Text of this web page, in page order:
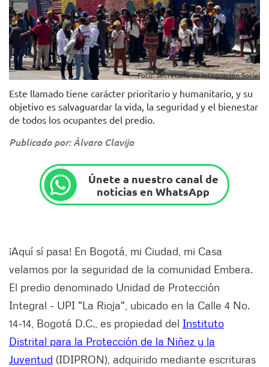
Foto: Secretaría de Integración Social
Este llamado tiene carácter prioritario y humanitario, y su
objetivo es salvaguardar la vida, la seguridad y el bienestar
de todos los ocupantes del predio.
Publicado por: Álvaro Clavijo
Únete a nuestro canal de
noticias en WhatsApp
¡Aquí sí pasa! En Bogotá, mi Ciudad, mi Casa
velamos por la seguridad de la comunidad Embera.
El predio denominado Unidad de Protección
Integral - UPI "La Rioja", ubicado en la Calle 4 No.
14-14, Bogotá D.C., es propiedad del Instituto
Distrital para la Protección de la Niñez y la
Juventud (IDIPRON), adquirido mediante escrituras